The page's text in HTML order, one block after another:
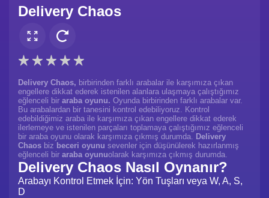
Delivery Chaos
Delivery Chaos, birbirinden farklı arabalar ile karşımıza çıkan
engellere dikkat ederek istenilen alanlara ulaşmaya çalıştığımız
eğlenceli bir araba oyunu. Oyunda birbirinden farklı arabalar var.
Bu arabalardan bir tanesini kontrol edebiliyoruz. Kontrol
edebildiğimiz araba ile karşımıza çıkan engellere dikkat ederek
ilerlemeye ve istenilen parçaları toplamaya çalıştığımız eğlenceli
bir araba oyunu olarak karşımıza çıkmış durumda. Delivery
Chaos biz beceri oyunu sevenler için düşünülerek hazırlanmış
eğlenceli bir araba oyunuolarak karşımıza çıkmış durumda.
Delivery Chaos Nasıl Oynanır?
Arabayı Kontrol Etmek İçin: Yön Tuşları veya W, A, S,
D